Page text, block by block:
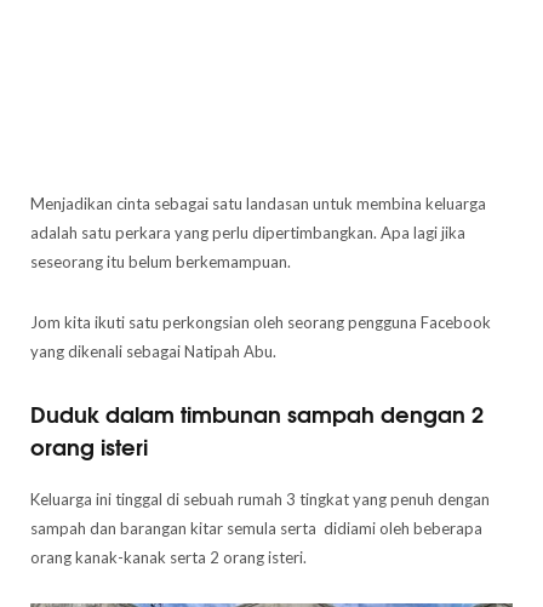
Menjadikan cinta sebagai satu landasan untuk membina keluarga
adalah satu perkara yang perlu dipertimbangkan. Apa lagi jika
seseorang itu belum berkemampuan.
Jom kita ikuti satu perkongsian oleh seorang pengguna Facebook
yang dikenali sebagai Natipah Abu.
Duduk dalam timbunan sampah dengan 2
orang isteri
Keluarga ini tinggal di sebuah rumah 3 tingkat yang penuh dengan
sampah dan barangan kitar semula serta didiami oleh beberapa
orang kanak-kanak serta 2 orang isteri.